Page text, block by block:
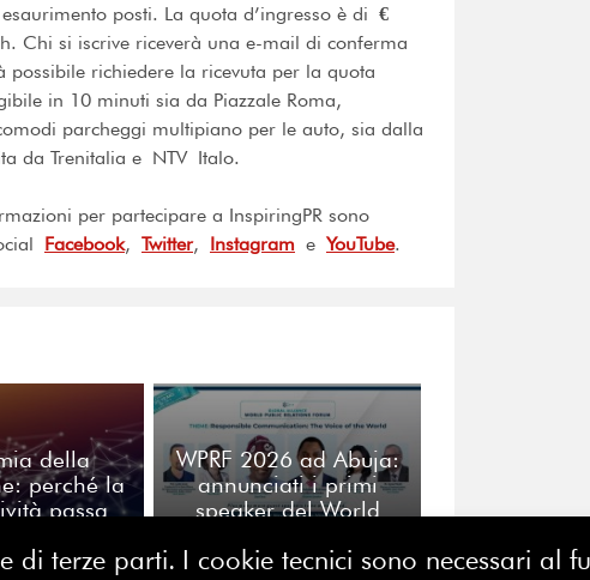
posti. La quota d’ingresso è di €
Chi si iscrive riceverà una e-mail di conferma
possibile richiedere la ricevuta per la quota
in 10 minuti sia da Piazzale Roma,
parcheggi multipiano per le auto, sia dalla
da Trenitalia e NTV Italo.
per partecipare a InspiringPR sono
Facebook, Twitter, Instagram e YouTube.
della
perché la
passa
WPRF 2026 ad Abuja:
annunciati i primi
speaker del World
di terze parti. I cookie tecnici sono necessari al